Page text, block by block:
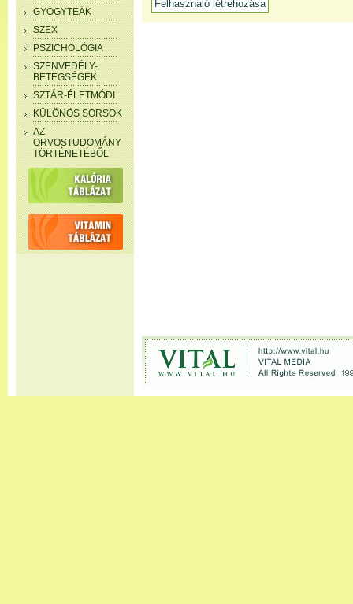
GYÓGYTEÁK
SZEX
PSZICHOLÓGIA
SZENVEDÉLY-
BETEGSÉGEK
SZTÁR-ÉLETMÓDI
KÜLÖNÖS SORSOK
AZ
ORVOSTUDOMÁNY
TÖRTÉNETÉBŐL